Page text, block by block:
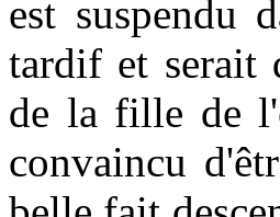
est suspendu
tardif et serait
de la fille de
convaincu